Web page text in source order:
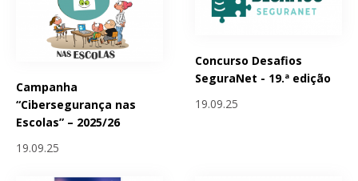
Campanha
“Cibersegurança nas
Escolas” – 2025/26
19.09.25
Concurso Desafios
SeguraNet - 19.ª edição
19.09.25